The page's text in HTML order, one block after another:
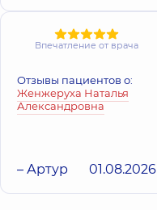
Впечатление от врача
Отзывы пациентов о:
Женжеруха Наталья
Александровна
– Артур 01.08.2026